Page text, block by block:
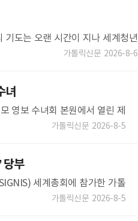
기도는 오랜 시간이 지나 세계청년
가톨릭신문 2026-8-6
녀
영보 수녀회 본원에서 열린 제
부터 2030년 7월 27일까지 5년.
가톨릭신문 2026-8-5
당부
세계총회에 참가한 가톨
털 소통을 증진해 달라”고 당부
가톨릭신문 2026-8-5